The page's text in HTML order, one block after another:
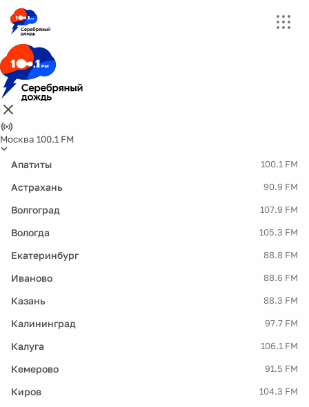
Москва 100.1 FM
Апатиты 100.1 FM
Астрахань 90.9 FM
Волгоград 107.9 FM
Вологда 105.3 FM
Екатеринбург 88.8 FM
Иваново 88.6 FM
Казань 88.3 FM
Калининград 97.7 FM
Калуга 106.1 FM
Кемерово 91.5 FM
Киров 104.3 FM